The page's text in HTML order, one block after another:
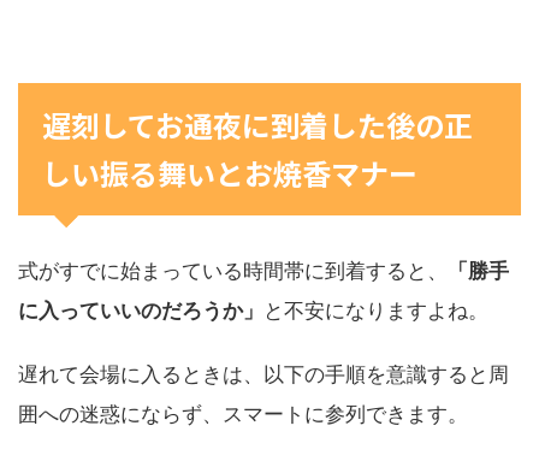
遅刻してお通夜に到着した後の正
しい振る舞いとお焼香マナー
式がすでに始まっている時間帯に到着すると、
「勝手
に入っていいのだろうか」 と不安になりますよね。
遅れて会場に入るときは、以下の手順を意識すると周
囲への迷惑にならず、スマートに参列できます。